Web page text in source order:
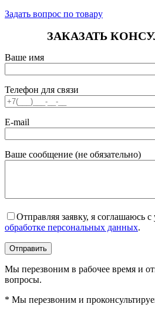
Задать вопрос по товару
ЗАКАЗАТЬ
Ваше имя
Телефон для связи
E-mail
Ваше сообщение (не обязательно)
Отправляя заявку, я соглашаюсь
обработке персональных данных.
Мы перезвоним в рабочее время и
вопросы.
* Мы перезвоним и